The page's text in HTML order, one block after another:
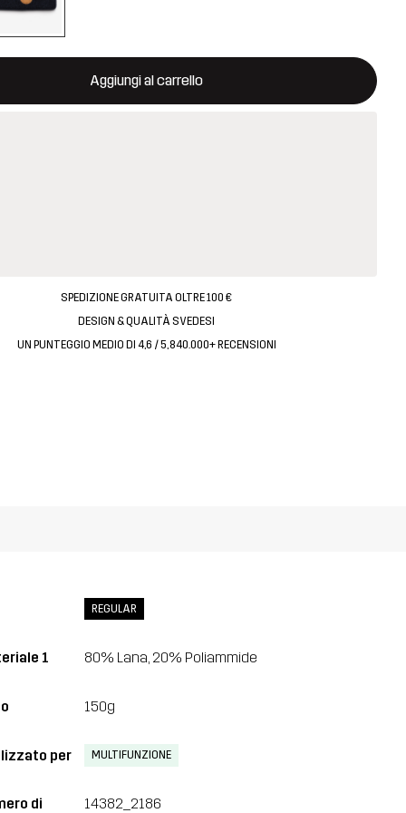
Aggiungi al carrello
una finestra modale per confermare un nuovo articolo nel
SPEDIZIONE GRATUITA OLTRE 100 €
DESIGN & QUALITÀ SVEDESI
UN PUNTEGGIO MEDIO DI 4,6 / 5, 840.000+ RECENSIONI
REGULAR
1 80% Lana, 20% Poliammide
150g
per MULTIFUNZIONE
di
14382_2186